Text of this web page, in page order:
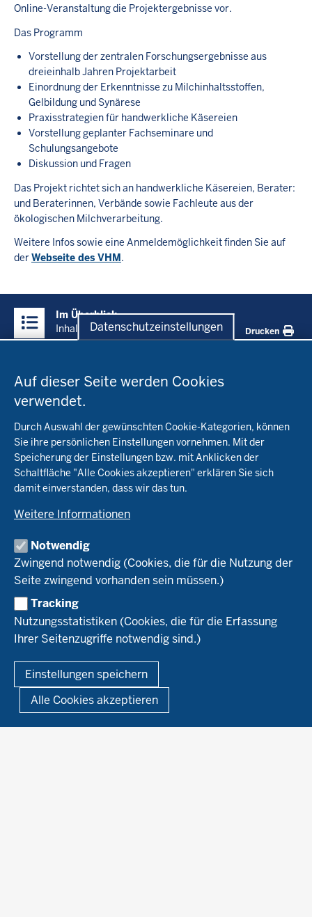
Datenschutzeinstellungen
Auf dieser Seite werden Cookies
verwendet.
Durch Auswahl der gewünschten Cookie-Kategorien, können
Sie ihre persönlichen Einstellungen vornehmen. Mit der
Speicherung der Einstellungen bzw. mit Anklicken der
Schaltfläche "Alle Cookies akzeptieren" erklären Sie sich
damit einverstanden, dass wir das tun.
Weitere Informationen
Notwendig
Zwingend notwendig (Cookies, die für die Nutzung der
Seite zwingend vorhanden sein müssen.)
Tracking
Nutzungsstatistiken (Cookies, die für die Erfassung
Ihrer Seitenzugriffe notwendig sind.)
Einstellungen speichern
Alle Cookies akzeptieren
Online-Veranstaltung die Projektergebnisse vor.
Das Programm
Vorstellung der zentralen Forschungsergebnisse aus
dreieinhalb Jahren Projektarbeit
Einordnung der Erkenntnisse zu Milchinhaltsstoffen,
Gelbildung und Synärese
Praxisstrategien für handwerkliche Käsereien
Vorstellung geplanter Fachseminare und
Schulungsangebote
Diskussion und Fragen
Das Projekt richtet sich an handwerkliche Käsereien, Berater:
und Beraterinnen, Verbände sowie Fachleute aus der
ökologischen Milchverarbeitung.
Weitere Infos sowie eine Anmeldemöglichkeit finden Sie auf
derWebseite des VHM.
Inhalte
Im Überblick
Inhalt
Drucken
in
der
Fachinfo
Öko-Modellregionen NRW
Pflanzenbau
Tierhaltung
Markt
Umstellung
Recht
Beratung
Landwirtschaftskammer NRW
Bioland
Naturland
Versuche
Leitbetriebe Ökologischer Landbau
Versuchsbetriebe
WRRL-Modellbetriebe
Kontakte Versuchswesen
Aktuelles
Arbeitsschwerpunkte
Ökoschule in Kleve
Ausbildungsbetriebe
Berufsausbildung
Forschung
Projekte Ökoteam
Forschungsergebnisse
Service
Kontakt
Newsletter
Demonstrationsbetriebe Ökologischer Landbau
Links
Fußzeile
Impressum Datenschutzerklärung